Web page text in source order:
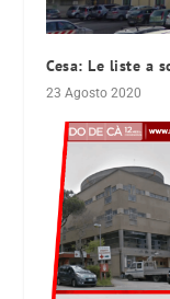
Cesa: Le liste a
23 Agosto 2020